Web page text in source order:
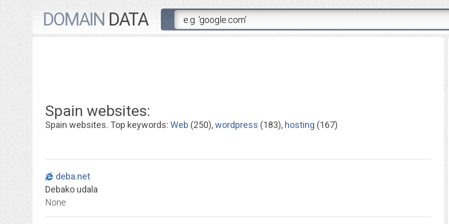
DOMAINDATA
Spain websites:
Spain websites. Top keywords: Web (250),wordpress (183), hosting (167)
deba.net
Debako udala
None